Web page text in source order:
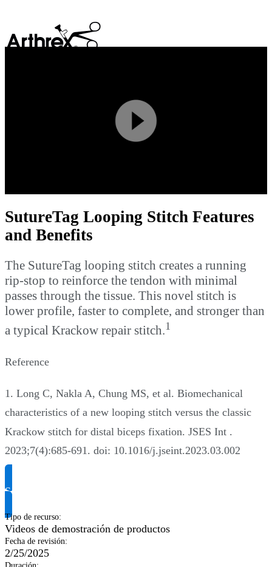
Play
Video
SutureTag Looping Stitch Features
and Benefits
The SutureTag looping stitch creates a running
rip-stop to reinforce the tendon with minimal
passes through the tissue. This novel stitch is
lower profile, faster to complete, and stronger than
a typical Krackow repair stitch.1
Reference
1. Long C, Nakla A, Chung MS, et al. Biomechanical
characteristics of a new looping stitch versus the classic
Krackow stitch for distal biceps fixation. JSES Int .
2023;7(4):685-691. doi: 10.1016/j.jseint.2023.03.002
Solicitar información del producto
Tipo de recurso:
Videos de demostración de productos
Fecha de revisión:
2/25/2025